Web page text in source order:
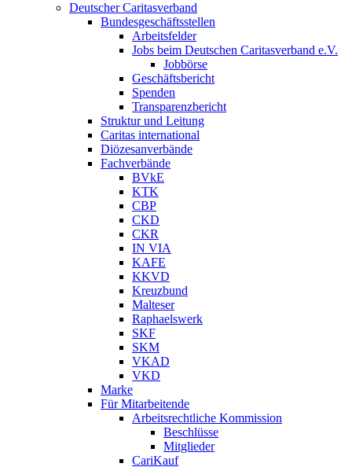
Deutscher Caritasverband
Bundesgeschäftsstellen
Arbeitsfelder
Jobs beim Deutschen Caritasverband e.V.
Jobbörse
Geschäftsbericht
Spenden
Transparenzbericht
Struktur und Leitung
Caritas international
Diözesanverbände
Fachverbände
BVkE
KTK
CBP
CKD
CKR
IN VIA
KAFE
KKVD
Kreuzbund
Malteser
Raphaelswerk
SKF
SKM
VKAD
VKD
Marke
Für Mitarbeitende
Arbeitsrechtliche Kommission
Beschlüsse
Mitglieder
CariKauf